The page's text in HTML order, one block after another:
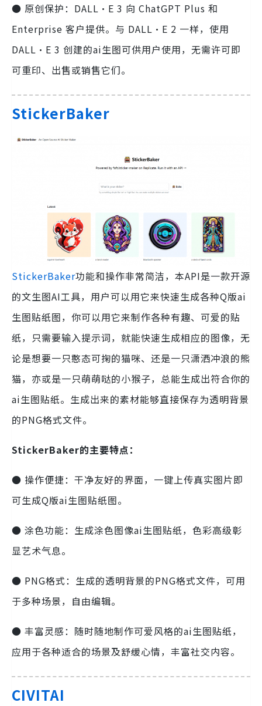
● 原创保护：DALL·E 3 向 ChatGPT Plus 和
Enterprise 客户提供。与 DALL·E 2 一样，使用
DALL·E 3 创建的ai生图可供用户使用，无需许可即
可重印、出售或销售它们。
StickerBaker
StickerBaker功能和操作非常简洁，本API是一款开源
的文生图AI工具，用户可以用它来快速生成各种Q版ai
生图贴纸图，你可以用它来制作各种有趣、可爱的贴
纸，只需要输入提示词，就能快速生成相应的图像，无
论是想要一只憨态可掬的猫咪、还是一只潇洒冲浪的熊
猫，亦或是一只萌萌哒的小猴子，总能生成出符合你的
ai生图贴纸。生成出来的素材能够直接保存为透明背景
的PNG格式文件。
StickerBaker的主要特点：
● 操作便捷：干净友好的界面，一键上传真实图片即
可生成Q版ai生图贴纸图。
● 涂色功能：生成涂色图像ai生图贴纸，色彩高级彰
显艺术气息。
● PNG格式：生成的透明背景的PNG格式文件，可用
于多种场景，自由编辑。
● 丰富灵感：随时随地制作可爱风格的ai生图贴纸，
应用于各种适合的场景及舒缓心情，丰富社交内容。
CIVITAI